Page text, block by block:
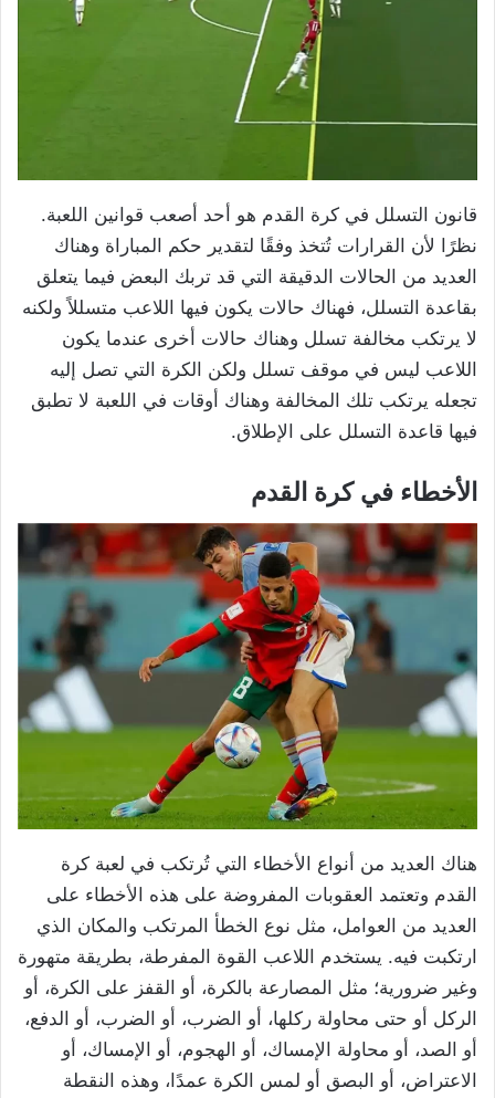
قانون التسلل في كرة القدم هو أحد أصعب قوانين اللعبة.
نظرًا لأن القرارات تُتخذ وفقًا لتقدير حكم المباراة وهناك
العديد من الحالات الدقيقة التي قد تربك البعض فيما يتعلق
بقاعدة التسلل، فهناك حالات يكون فيها اللاعب متسللاً ولكنه
لا يرتكب مخالفة تسلل وهناك حالات أخرى عندما يكون
اللاعب ليس في موقف تسلل ولكن الكرة التي تصل إليه
تجعله يرتكب تلك المخالفة وهناك أوقات في اللعبة لا تطبق
فيها قاعدة التسلل على الإطلاق.
الأخطاء في كرة القدم
هناك العديد من أنواع الأخطاء التي تُرتكب في لعبة كرة
القدم وتعتمد العقوبات المفروضة على هذه الأخطاء على
العديد من العوامل، مثل نوع الخطأ المرتكب والمكان الذي
ارتكبت فيه. يستخدم اللاعب القوة المفرطة، بطريقة متهورة
وغير ضرورية؛ مثل المصارعة بالكرة، أو القفز على الكرة، أو
الركل أو حتى محاولة ركلها، أو الضرب، أو الضرب، أو الدفع،
أو الصد، أو محاولة الإمساك، أو الهجوم، أو الإمساك، أو
الاعتراض، أو البصق أو لمس الكرة عمدًا، وهذه النقطة